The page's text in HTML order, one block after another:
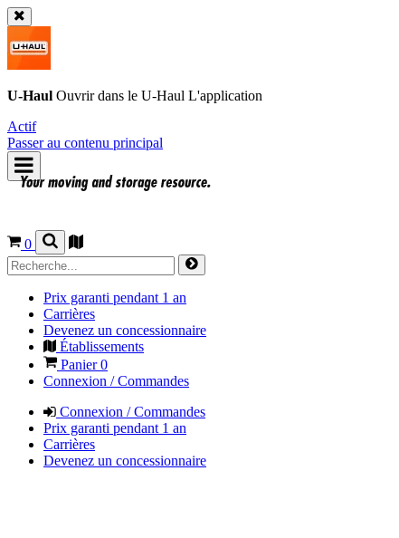
U-Haul Ouvrir dans le U-Haul L'application
Actif
Passer au contenu principal
0
Prix garanti pendant 1 an
Carrières
Devenez un concessionnaire
Établissements
Panier0
Connexion / Commandes
Connexion / Commandes
Prix garanti pendant 1 an
Carrières
Devenez un concessionnaire